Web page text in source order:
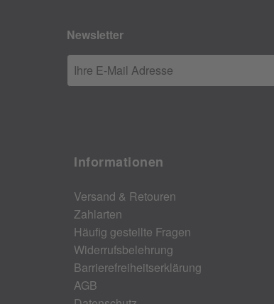
Newsletter
Ihre E-Mail Adresse
Informationen
Versand & Retouren
Zahlarten
Häufig gestellte Fragen
Widerrufsbelehrung
Barrierefreiheitserklärung
AGB